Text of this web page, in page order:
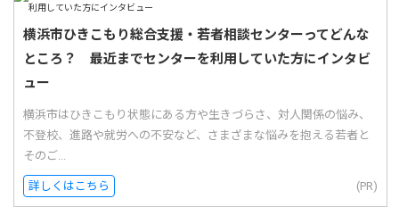
横浜市ひきこもり総合支援・若者相談センターってどんな
ところ？ 最近までセンターを利用していた方にインタビ
ュー
横浜市はひきこもり状態にある方や生きづらさ、対人関係の悩み、
不登校、進路や就労への不安など、さまざまな悩みを抱える若者と
そのご...
詳しくはこちら (PR)